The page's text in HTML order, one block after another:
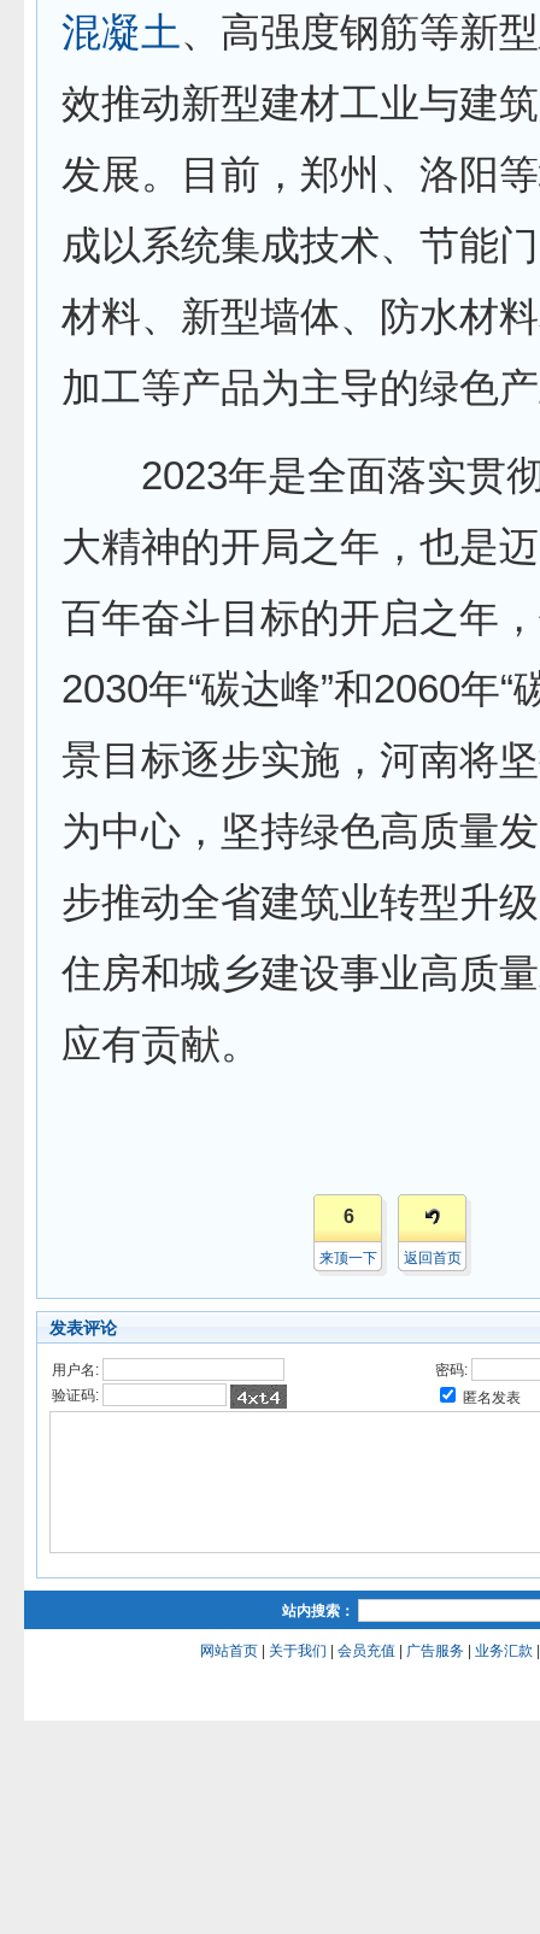
混凝土、高强度钢筋等新
效推动新型建材工业与建
发展。目前，郑州、洛阳
成以系统集成技术、节能
材料、新型墙体、防水材
加工等产品为主导的绿色
2023年是全面落实贯
大精神的开局之年，也是
百年奋斗目标的开启之年
2030年“碳达峰”和2060年“
景目标逐步实施，河南将
为中心，坚持绿色高质量
步推动全省建筑业转型升
住房和城乡建设事业高质
应有贡献。
6
来顶一下 返回首页
发表评论
用户名:
密码:
验证码:
匿名发表
站内搜索：
网站首页 关于我们 会员充值 广告服务 业务汇款